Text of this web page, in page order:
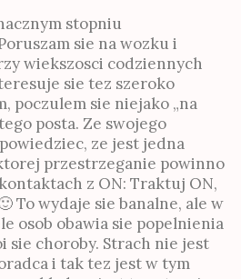
stopniu
sie na wozku i
wiekszosci codziennych
sie tez szeroko
poczulem sie niejako „na
posta. Ze swojego
ze jest jedna
przestrzeganie powinno
z ON: Traktuj ON,
To wydaje sie banalne, ale w
osob obawia sie popelnienia
sie choroby. Strach nie jest
i tak tez jest w tym